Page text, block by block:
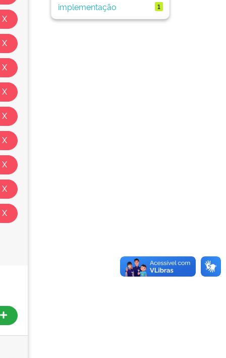
implementação 1